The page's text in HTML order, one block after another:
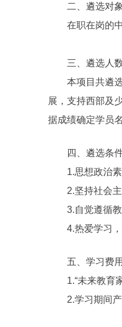
二、遴选对象
在职在岗的中
三、遴选人
本项目共遴选
展，支持西部及
据成绩确定学员名
四、遴选条
1.思想政治素
2.坚持社会主
3.自觉遵循教
4.热爱学习，
五、学习费用
1.“未来教育家
2.学习期间产